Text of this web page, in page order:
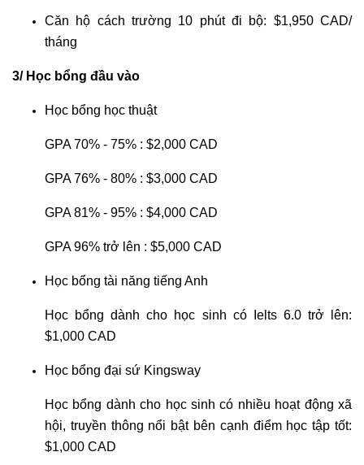
Căn hộ cách trường 10 phút đi bộ: $1,950 CAD/
tháng
3/ Học bổng đầu vào
Học bổng học thuật
GPA 70% - 75% : $2,000 CAD
GPA 76% - 80% : $3,000 CAD
GPA 81% - 95% : $4,000 CAD
GPA 96% trở lên : $5,000 CAD
Học bổng tài năng tiếng Anh
Học bổng dành cho học sinh có Ielts 6.0 trở lên:
$1,000 CAD
Học bổng đại sứ Kingsway
Học bổng dành cho học sinh có nhiều hoạt động xã
hội, truyền thông nổi bật bên cạnh điểm học tập tốt:
$1,000 CAD